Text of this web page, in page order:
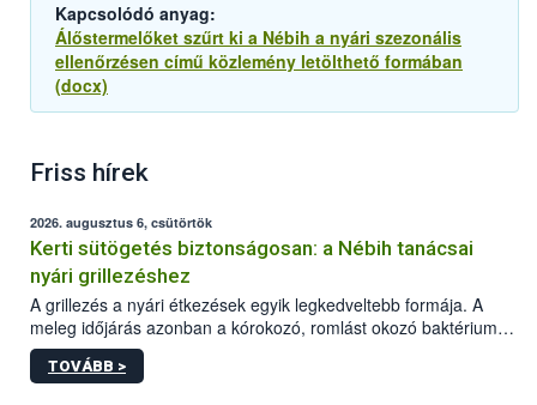
Kapcsolódó anyag:
Álőstermelőket szűrt ki a Nébih a nyári szezonális
ellenőrzésen című közlemény letölthető formában
(docx)
Friss hírek
2026. augusztus 6, csütörtök
Kerti sütögetés biztonságosan: a Nébih tanácsai
nyári grillezéshez
A grillezés a nyári étkezések egyik legkedveltebb formája. A
meleg időjárás azonban a kórokozó, romlást okozó baktériumok
gyorsabb szaporodásának is kedvez. A szabadtéri sütögetés
ezért nem csupán a megfelelő sütési technikáról szól: legalább
TOVÁBB >